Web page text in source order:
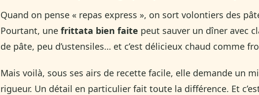
Quand on pense « repas express », on sort volontiers des
Pourtant, une frittata bien faite peut sauver un dîner avec
de pâte, peu d’ustensiles… et c’est délicieux chaud comme
Mais voilà, sous ses airs de recette facile, elle demande un
rigueur. Un détail en particulier fait toute la différence. Et